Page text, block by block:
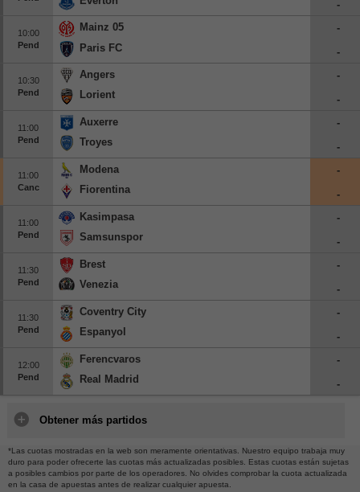
-
10:00
Pend
Mainz 05
Paris FC
-
-
10:30
Pend
Angers
Lorient
-
-
11:00
Pend
Auxerre
Troyes
-
-
11:00
Canc
Modena
Fiorentina
-
-
11:00
Pend
Kasimpasa
Samsunspor
-
-
11:30
Pend
Brest
Venezia
-
-
11:30
Pend
Coventry City
Espanyol
-
-
12:00
Pend
Ferencvaros
Real Madrid
-
-
Obtener más partidos
*Las cuotas mostradas en la web son meramente orientativas. Nuestro equipo trabaja muy
duro para poder ofrecerte las cuotas más actualizadas posibles. Estas cuotas están sujetas
a posibles cambios por parte de los operadores. No olvides comprobar la cuota actualizada
en la casa de apuestas antes de realizar cualquier apuesta.